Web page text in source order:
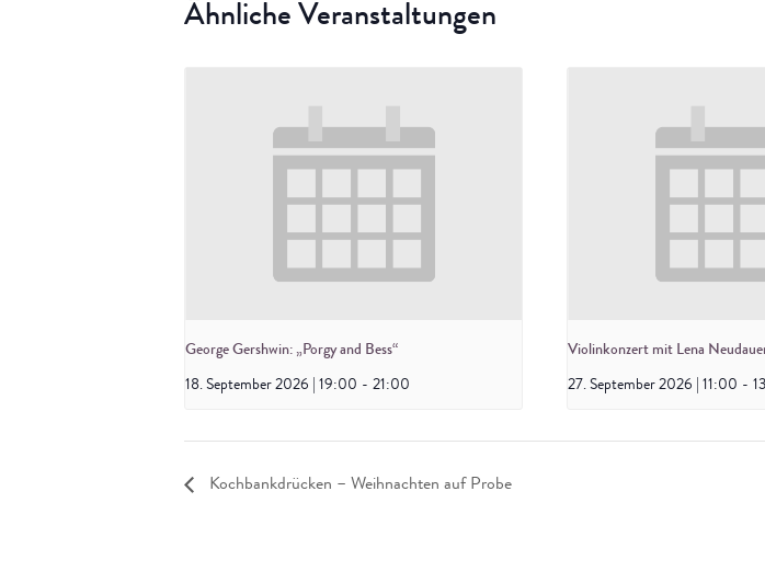
Ähnliche Veranstaltungen
George Gershwin: „Porgy and Bess“
18. September 2026 | 19:00 - 21:00
Violinkonzert mit Lena
27. September 2026 | 11:00 -
Kochbankdrücken – Weihnachten auf Probe